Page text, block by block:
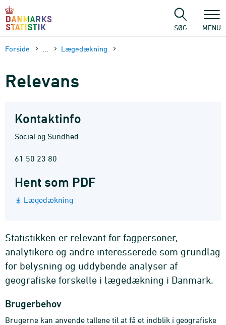
sidens
SØG MENU
Forside Lægedækning
Relevans
Kontaktinfo
Social og Sundhed
61 50 23 80
Hent som PDF
Lægedækning
Statistikken er relevant for fagpersoner,
analytikere og andre interesserede som grundlag
for belysning og uddybende analyser af
geografiske forskelle i lægedækning i Danmark.
Brugerbehov
Brugerne kan anvende tallene til at få et indblik i geografiske